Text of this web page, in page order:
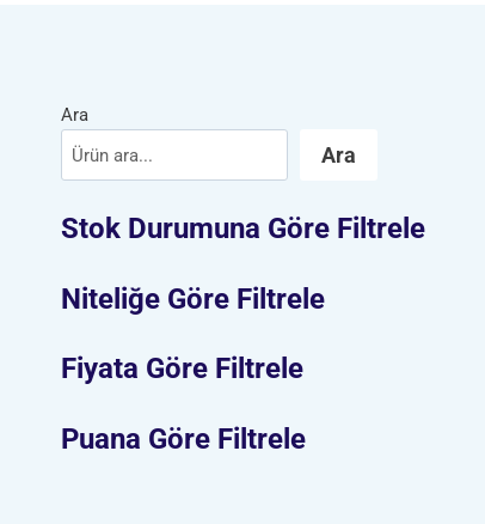
Ara
Ara
Stok Durumuna Göre Filtrele
Niteliğe Göre Filtrele
Fiyata Göre Filtrele
Puana Göre Filtrele